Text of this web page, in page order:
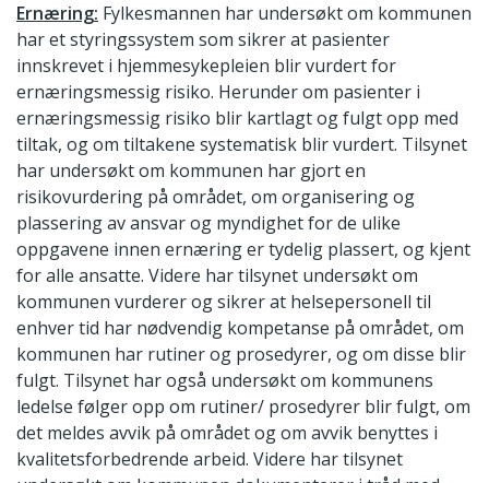
Ernæring: Fylkesmannen har undersøkt om kommunen
har et styringssystem som sikrer at pasienter
innskrevet i hjemmesykepleien blir vurdert for
ernæringsmessig risiko. Herunder om pasienter i
ernæringsmessig risiko blir kartlagt og fulgt opp med
tiltak, og om tiltakene systematisk blir vurdert. Tilsynet
har undersøkt om kommunen har gjort en
risikovurdering på området, om organisering og
plassering av ansvar og myndighet for de ulike
oppgavene innen ernæring er tydelig plassert, og kjent
for alle ansatte. Videre har tilsynet undersøkt om
kommunen vurderer og sikrer at helsepersonell til
enhver tid har nødvendig kompetanse på området, om
kommunen har rutiner og prosedyrer, og om disse blir
fulgt. Tilsynet har også undersøkt om kommunens
ledelse følger opp om rutiner/ prosedyrer blir fulgt, om
det meldes avvik på området og om avvik benyttes i
kvalitetsforbedrende arbeid. Videre har tilsynet